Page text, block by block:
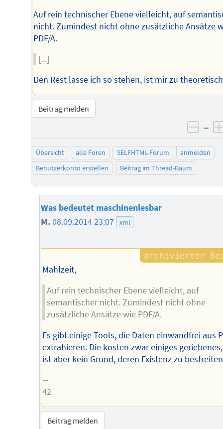
Auf rein technischer Ebene vielleicht, auf
nicht. Zumindest nicht ohne zusätzliche Ansätze
PDF/A.
[...]
Den Rest lasse ich so stehen, ist mir zu
Beitrag melden
–
Übersicht alle Foren SELFHTML-Forum
anmelden
Benutzerkonto erstellen
Beitrag im Thread-Baum
Was bedeutet maschinenlesbar
M.08.09.2014 23:07 xml
Mahlzeit,
Auf rein technischer Ebene vielleicht, auf
semantischer nicht. Zumindest nicht ohne
zusätzliche Ansätze wie PDF/A.
Es gibt einige Tools, die Daten einwandfrei aus
extrahieren. Die kosten zwar einiges
ist aber kein Grund, deren Existenz zu
--
42
Beitrag melden